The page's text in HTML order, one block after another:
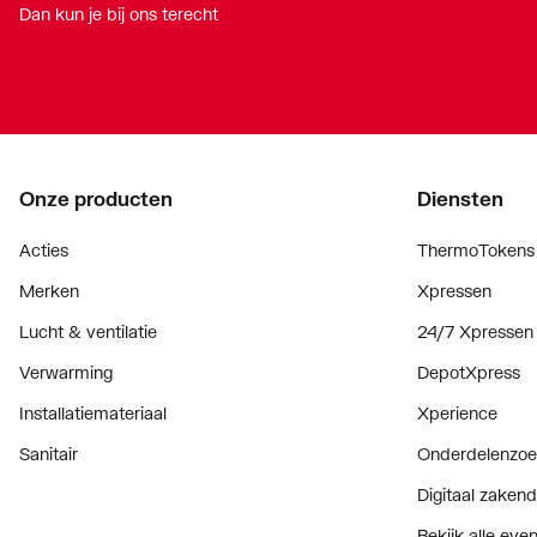
Dan kun je bij ons terecht
Onze producten
Acties
Merken
Lucht & ventilatie
Verwarming
Installatiemateriaal
Sanitair
Diensten
ThermoTokens
Xpressen
24/7 Xpressen
DepotXpress
Xperience
Digitaal